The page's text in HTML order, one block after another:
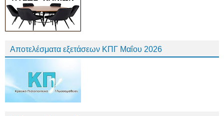
Αποτελέσματα εξετάσεων ΚΠΓ Μαΐου 2026